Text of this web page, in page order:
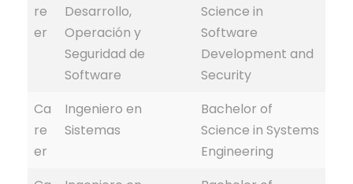
re
er
Desarrollo,
Operación y
Seguridad de
Software
Science in
Software
Development and
Security
Ca
re
er
Ingeniero en
Sistemas
Bachelor of
Science in Systems
Engineering